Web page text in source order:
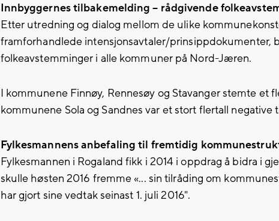
Innbyggernes tilbakemelding – rådgivende
Etter utredning og dialog mellom de ulike
framforhandlede intensjonsavtaler/prinsippdokumenter,
folkeavstemminger i alle kommuner på Nord-Jæren.
I kommunene Finnøy, Rennesøy og Stavanger stemte et
kommunene Sola og Sandnes var et stort flertall negative
Fylkesmannens anbefaling til fremtidig
Fylkesmannen i Rogaland fikk i 2014 i oppdrag å bidra i
skulle høsten 2016 fremme «... sin tilråding om
har gjort sine vedtak seinast 1. juli 2016".